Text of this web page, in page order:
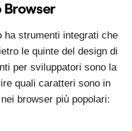
Browser
ha strumenti integrati che
le quinte del design di
per sviluppatori sono la
quali caratteri sono in
browser più popolari: